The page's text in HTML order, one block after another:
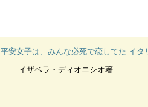
平安女子は、みんな必死で恋してた イ
イザベラ・ディオニシオ著